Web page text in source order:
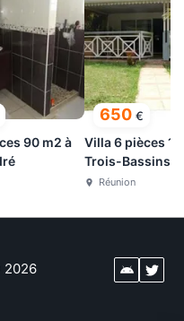
90 m2 à
650 €
Villa 6 pièces
Trois-Bassins
Réunion
2026